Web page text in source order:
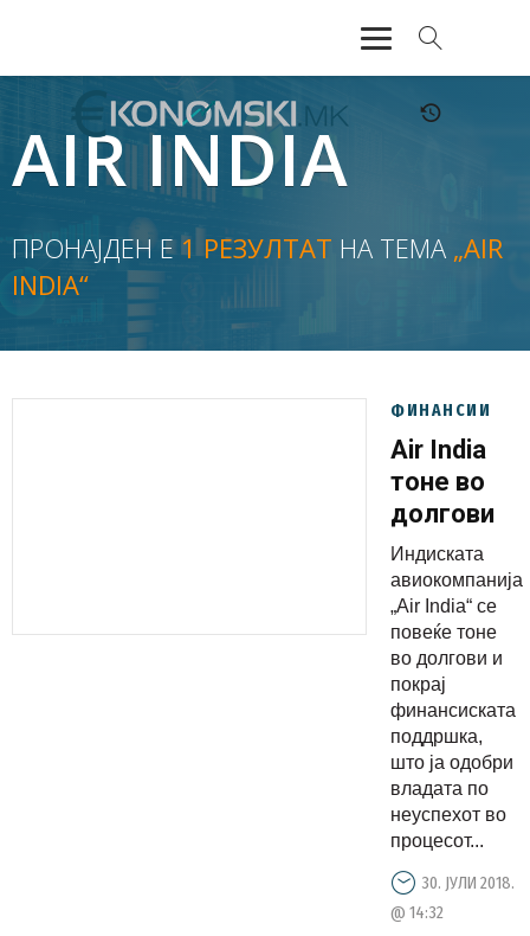
АКТУЕЛНО
ЕКОНОМИЈА
ФИНАНСИИ
БАНКАРСТВО
ЖИВОТ
AIR INDIA
ПРОНАЈДЕН Е1 РЕЗУЛТАТ НА ТЕМА „AIR
INDIA“
ФИНАНСИИ
Air India
тоне во
долгови
Индиската
авиокомпанија
„Air India“ се
повеќе тоне
во долгови и
покрај
финансиската
поддршка,
што ја одобри
владата по
неуспехот во
процесот...
30. ЈУЛИ 2018.
@ 14:32